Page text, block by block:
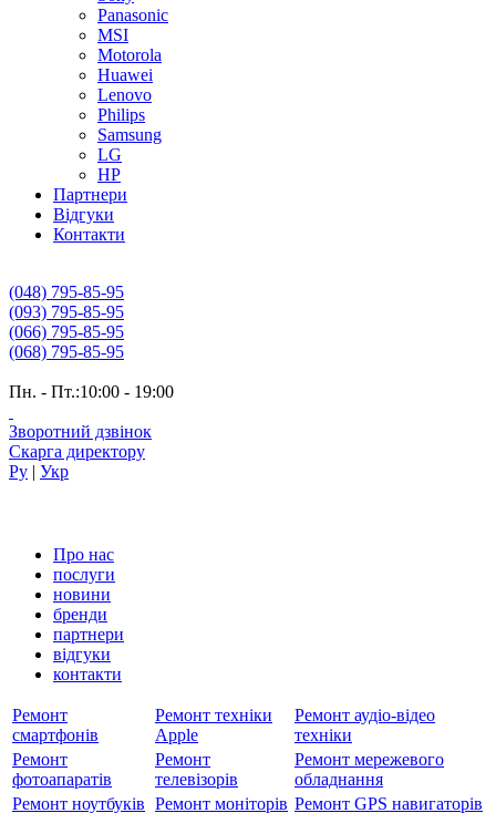
Panasonic
MSI
Motorola
Huawei
Lenovo
Philips
Samsung
LG
HP
Партнери
Вiдгуки
Контакти
(048) 795-85-95
(093) 795-85-95
(066) 795-85-95
(068) 795-85-95
Пн. - Пт.:10:00 - 19:00
Зворотний дзвінок
Скарга директору
Ру | Укр
Про нас
послуги
новини
бренди
партнери
вiдгуки
контакти
Ремонт
смартфонів
Ремонт техніки
Apple
Ремонт аудіо-відео
техніки
Ремонт
фотоапаратів
Ремонт
телевізорів
Ремонт мережевого
обладнання
Ремонт ноутбуків Ремонт моніторів Ремонт GPS навигаторів